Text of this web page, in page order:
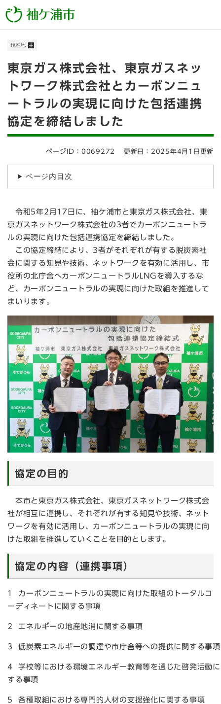
ー
メニューを飛ばして本文へ
現在地
本
東京ガス株式会社、東京ガスネッ
トワーク株式会社とカーボンニュ
ートラルの実現に向けた包括連携
協定を締結しました
ページID：0069272 更新日：2025年4月1日更新
ページ内目次
令和5年2月17日に、袖ケ浦市と東京ガス株式会社、東
京ガスネットワーク株式会社の3者でカーボンニュートラ
ルの実現に向けた包括連携協定を締結しました。
この協定締結により、3者がそれぞれが有する脱炭素社
会に関する知見や技術、ネットワークを有効に活用し、市
役所の北庁舎へカーボンニュートラルLNGを導入するな
ど、カーボンニュートラルの実現に向けた取組を推進して
まいります。
協定の目的
本市と東京ガス株式会社、東京ガスネットワーク株式会
社が相互に連携し、それぞれが有する知見や技術、ネット
ワークを有効に活用し、カーボンニュートラルの実現に向
けた取組を推進していくことを目的とします。
協定の内容（連携事項）
1 カーボンニュートラルの実現に向けた取組のトータルコ
ーディネートに関する事項
2 エネルギーの地産地消に関する事項
3 低炭素エネルギーの調達や市庁舎等への提供に関する事項
4 学校等における環境エネルギー教育等を通じた啓発活動
する事項
5 各種取組における専門的人材の支援強化に関する事項